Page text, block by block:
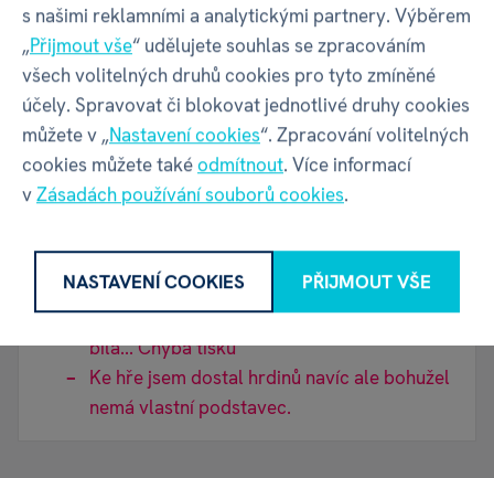
Ondřej
07. 11. 2023
Ověřená recenze
Hra je velice zábavná a rozmanitá. Za mě super
Hratelnost
Jedno srdíčko má z jedné strany
lebku(klasicky) ale z druhé strany je jenom
bílá... Chyba tisku
Ke hře jsem dostal hrdinů navíc ale bohužel
nemá vlastní podstavec.
s našimi reklamními a analytickými partnery. Výběrem
„Přijmout vše“ udělujete souhlas se zpracováním
všech volitelných druhů cookies pro tyto zmíněné
účely. Spravovat či blokovat jednotlivé druhy cookies
můžete v „Nastavení cookies“. Zpracování volitelných
cookies můžete takéodmítnout. Více informací
vZásadách používání souborů cookies.
NASTAVENÍ COOKIES PŘIJMOUT VŠE